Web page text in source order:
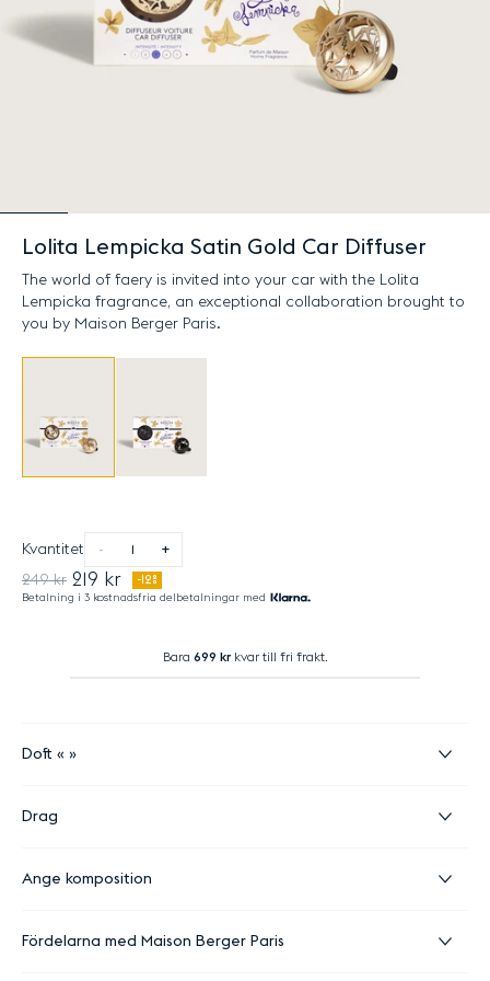
Lolita Lempicka Satin Gold Car Diffuser
The world of faery is invited into your car with the Lolita
Lempicka fragrance, an exceptional collaboration brought to
you by Maison Berger Paris.
Kvantitet -
+
249 kr 219 kr -12%
Betalning i 3 kostnadsfria delbetalningar med
Bara 699 krkvar till fri frakt.
Doft
Drag
Ange komposition
Fördelarna med Maison Berger Paris